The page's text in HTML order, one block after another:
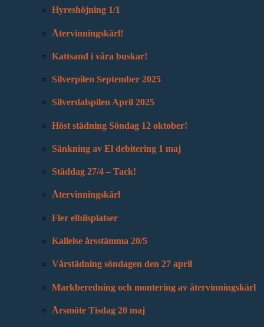
Hyreshöjning 1/1
Återvinningskärl!
Kattsand i våra buskar!
Silverpilen September 2025
Silverdalspilen April 2025
Höst städning Söndag 12 oktober!
Sänkning av El debitering 1 maj
Städdag 27/4 – Tack!
Återvinningskärl
Fler elbilsplatser
Kallelse årsstämma 20/5
Vårstädning söndagen den 27 april
Markberedning och montering av återvinningskärl
Årsmöte Tisdag 20 maj